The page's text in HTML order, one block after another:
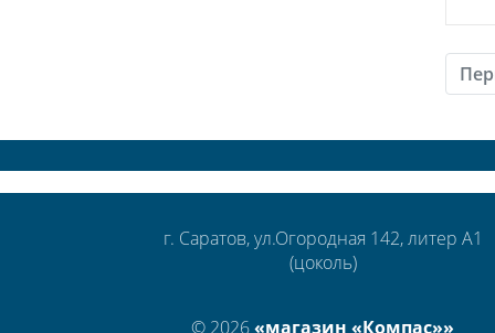
г. Саратов, ул.Огородная 142, литер А1
(цоколь)
© 2026«магазин «Компас»»